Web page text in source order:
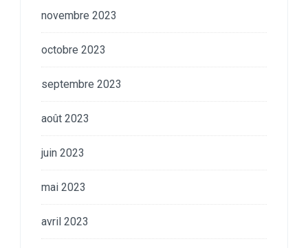
novembre 2023
octobre 2023
septembre 2023
août 2023
juin 2023
mai 2023
avril 2023